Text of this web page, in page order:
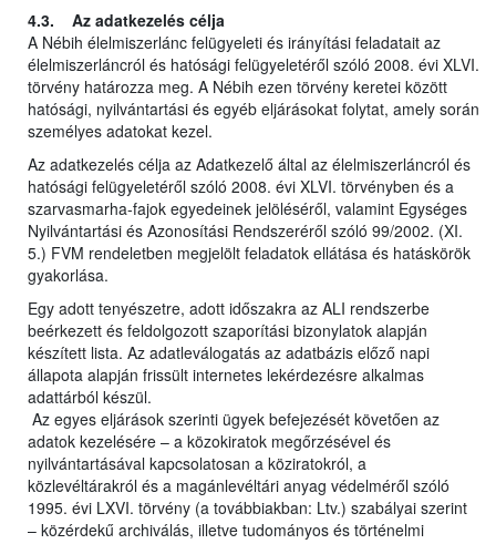
4.3. Az adatkezelés célja
A Nébih élelmiszerlánc felügyeleti és irányítási feladatait az
élelmiszerláncról és hatósági felügyeletéről szóló 2008. évi XLVI.
törvény határozza meg. A Nébih ezen törvény keretei között
hatósági, nyilvántartási és egyéb eljárásokat folytat, amely során
személyes adatokat kezel.
Az adatkezelés célja az Adatkezelő által az élelmiszerláncról és
hatósági felügyeletéről szóló 2008. évi XLVI. törvényben és a
szarvasmarha-fajok egyedeinek jelöléséről, valamint Egységes
Nyilvántartási és Azonosítási Rendszeréről szóló 99/2002. (XI.
5.) FVM rendeletben megjelölt feladatok ellátása és hatáskörök
gyakorlása.
Egy adott tenyészetre, adott időszakra az ALI rendszerbe
beérkezett és feldolgozott szaporítási bizonylatok alapján
készített lista. Az adatleválogatás az adatbázis előző napi
állapota alapján frissült internetes lekérdezésre alkalmas
adattárból készül.
Az egyes eljárások szerinti ügyek befejezését követően az
adatok kezelésére – a közokiratok megőrzésével és
nyilvántartásával kapcsolatosan a köziratokról, a
közlevéltárakról és a magánlevéltári anyag védelméről szóló
1995. évi LXVI. törvény (a továbbiakban: Ltv.) szabályai szerint
– közérdekű archiválás, illetve tudományos és történelmi